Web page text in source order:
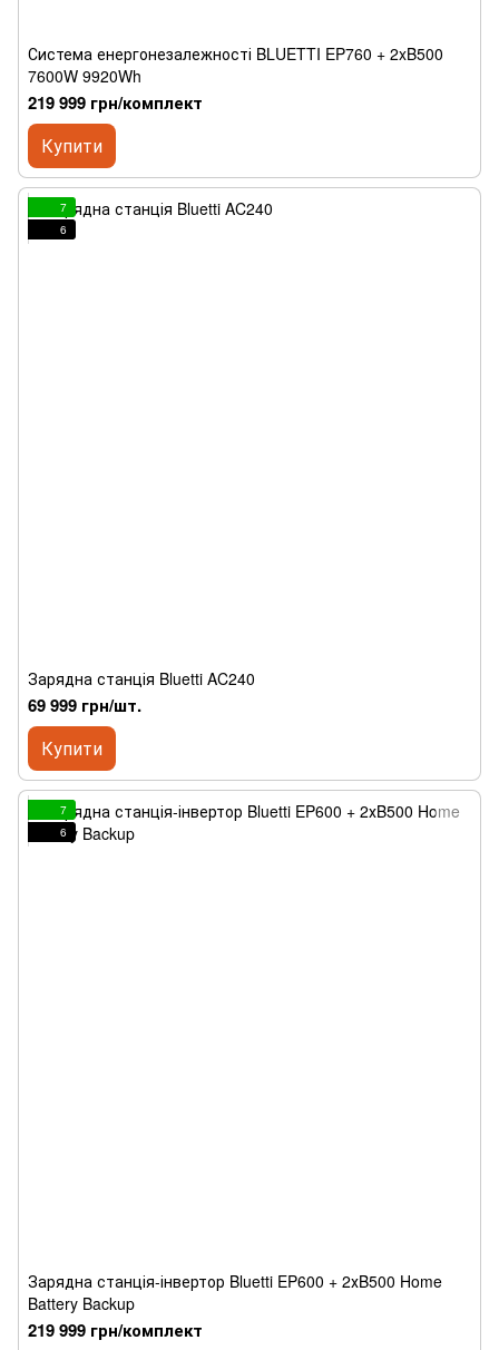
Система енергонезалежності BLUETTI EP760 + 2xB500
7600W 9920Wh
219 999 грн/комплект
Купити
7
6
Зарядна станція Bluetti AC240
69 999 грн/шт.
Купити
7
6
Зарядна станція-інвертор Bluetti EP600 + 2хB500 Home
Battery Backup
219 999 грн/комплект